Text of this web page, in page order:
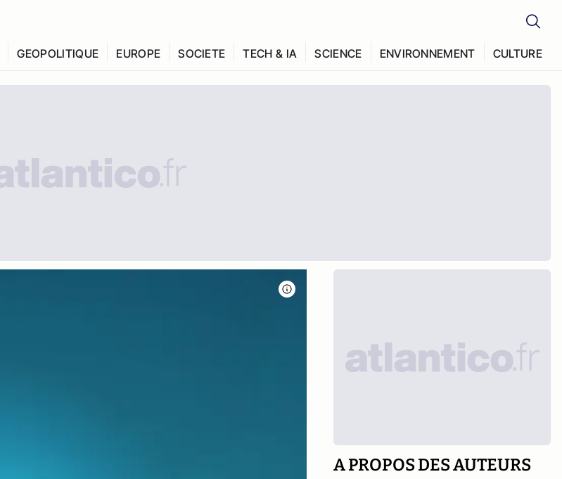
GEOPOLITIQUE EUROPE SOCIETE TECH & IA SCIENCE ENVIRONNEMENT CULTURE
A PROPOS DES AUTEURS